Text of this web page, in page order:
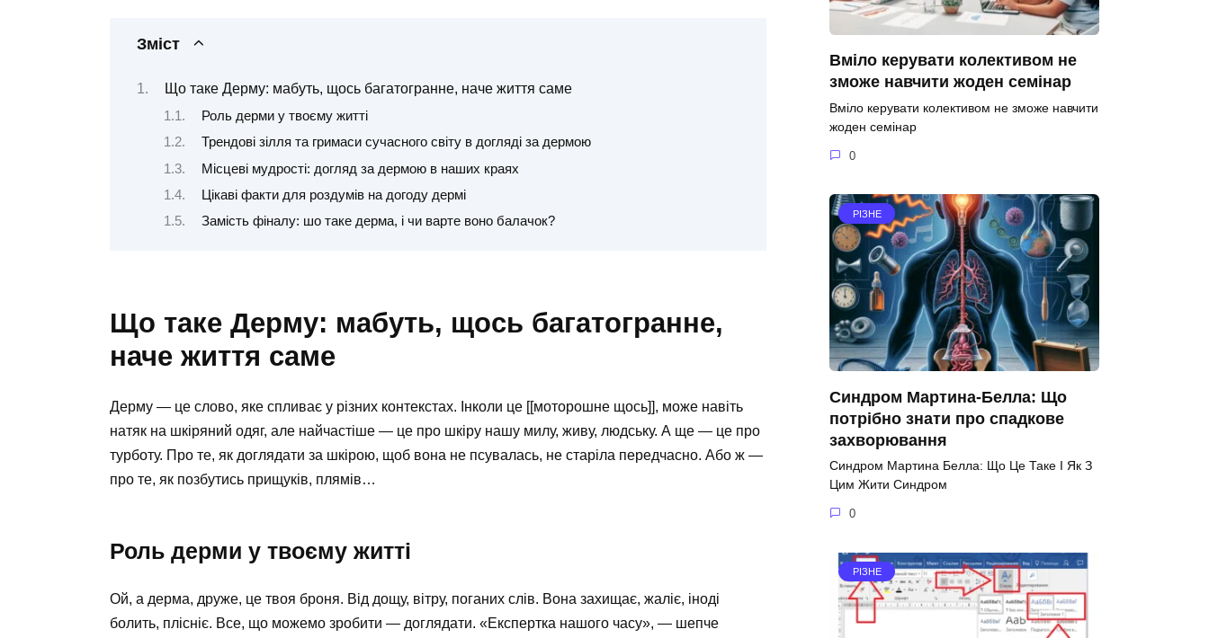
Зміст
Що таке Дерму: мабуть, щось багатогранне, наче життя саме
Роль дерми у твоєму житті
Трендові зілля та гримаси сучасного світу в догляді за дермою
Місцеві мудрості: догляд за дермою в наших краях
Цікаві факти для роздумів на догоду дермі
Замість фіналу: шо таке дерма, і чи варте воно балачок?
Що таке Дерму: мабуть, щось багатогранне,
наче життя саме
Дерму — це слово, яке спливає у різних контекстах. Інколи це [[моторошне щось]], може навіть
натяк на шкіряний одяг, але найчастіше — це про шкіру нашу милу, живу, людську. А ще — це про
турботу. Про те, як доглядати за шкірою, щоб вона не псувалась, не старіла передчасно. Або ж —
про те, як позбутись прищуків, плямів…
Роль дерми у твоєму житті
Ой, а дерма, друже, це твоя броня. Від дощу, вітру, поганих слів. Вона захищає, жаліє, іноді
болить, плісніє. Все, що можемо зробити — доглядати. «Експертка нашого часу», — шепче
Вміло керувати колективом не
зможе навчити жоден семінар
Вміло керувати колективом не зможе навчити
жоден семінар
0
РІЗНЕ
Синдром Мартина-Белла: Що
потрібно знати про спадкове
захворювання
Синдром Мартина Белла: Що Це Таке І Як З
Цим Жити Синдром
0
РІЗНЕ